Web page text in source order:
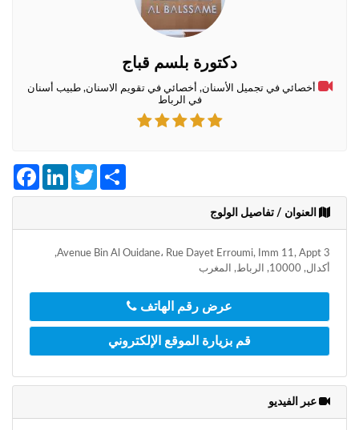
دكتورة بلسم قباج
أخصائي في تجميل الأسنان, أخصائي في تقويم الاسنان, طبيب أسنان
في الرباط
LinkedInTwitter Share
العنوان / تفاصيل الولوج
Avenue Bin Al Ouidane، Rue Dayet Erroumi, Imm 11, Appt 3,
أكدال, 10000, الرباط, المغرب
عرض رقم الهاتف
قم بزيارة الموقع الإلكتروني
عبر الفيديو
هذا
المواعيد"
فأنت
تقر
بأنك
قد
على
الاستخدام
بما